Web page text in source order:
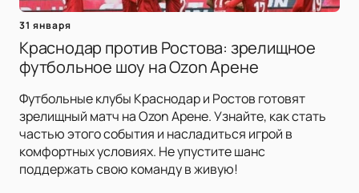
31 января
Краснодар против Ростова: зрелищное
футбольное шоу на Ozon Арене
Футбольные клубы Краснодар и Ростов готовят
зрелищный матч на Ozon Арене. Узнайте, как стать
частью этого события и насладиться игрой в
комфортных условиях. Не упустите шанс
поддержать свою команду в живую!